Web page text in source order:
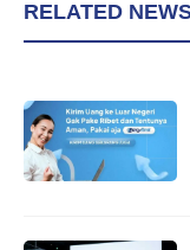
RELATED